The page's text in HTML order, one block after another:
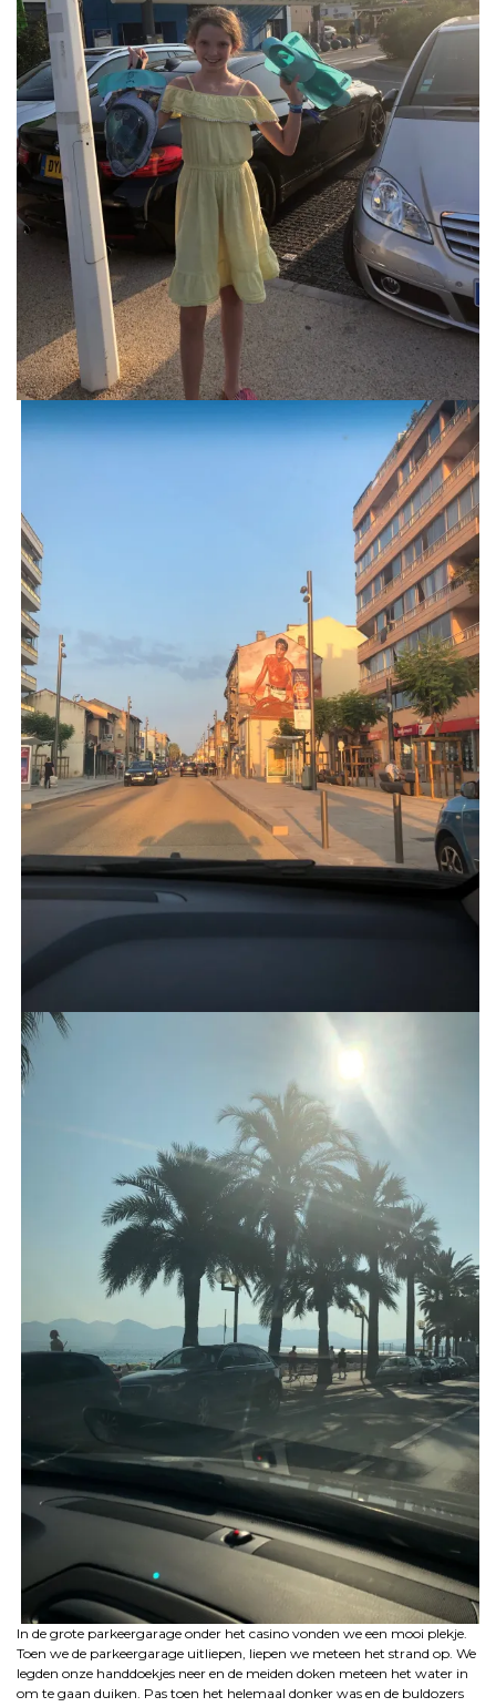
In de grote parkeergarage onder het casino vonden we een mooi plekje.
Toen we de parkeergarage uitliepen, liepen we meteen het strand op. We
legden onze handdoekjes neer en de meiden doken meteen het water in
om te gaan duiken. Pas toen het helemaal donker was en de buldozers